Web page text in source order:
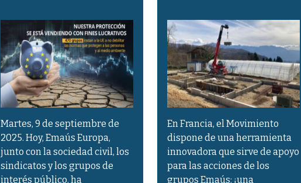
Martes, 9 de septiembre de
2025. Hoy, Emaús Europa,
junto con la sociedad civil, los
sindicatos y los grupos de
interés público, ha
En Francia, el Movimiento
dispone de una herramienta
innovadora que sirve de apoyo
para las acciones de los
grupos Emaús: ¡una